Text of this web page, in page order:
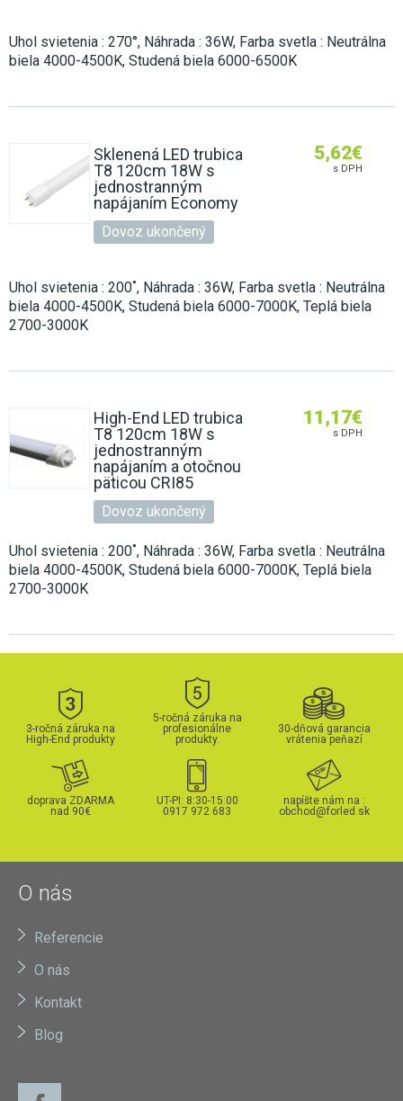
Uhol svietenia : 270°, Náhrada : 36W, Farba svetla : Neutrálna
biela 4000-4500K, Studená biela 6000-6500K
Sklenená LED trubica
T8 120cm 18W s
jednostranným
napájaním Economy
Dovoz ukončený
5,62€
s DPH
Uhol svietenia : 200˚, Náhrada : 36W, Farba svetla : Neutrálna
biela 4000-4500K, Studená biela 6000-7000K, Teplá biela
2700-3000K
High-End LED trubica
T8 120cm 18W s
jednostranným
napájaním a otočnou
päticou CRI85
Dovoz ukončený
11,17€
s DPH
Uhol svietenia : 200˚, Náhrada : 36W, Farba svetla : Neutrálna
biela 4000-4500K, Studená biela 6000-7000K, Teplá biela
2700-3000K
3-ročná záruka na
High-End produkty
5-ročná záruka na
profesionálne
produkty.
30-dňová garancia
vrátenia peňazí
doprava ZDARMA
nad 90€
UT-PI: 8:30-15:00
0917 972 683
napíšte nám na :
obchod@forled.sk
O nás
Referencie
O nás
Kontakt
Blog